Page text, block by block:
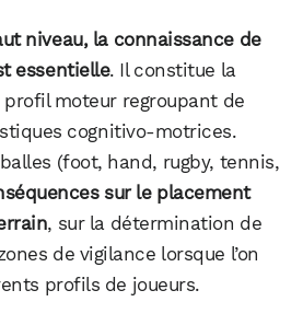
niveau, la connaissance de
essentielle. Il constitue la
profil moteur regroupant de
cognitivo-motrices.
(foot, hand, rugby, tennis,
sur le placement
, sur la détermination de
de vigilance lorsque l’on
profils de joueurs.